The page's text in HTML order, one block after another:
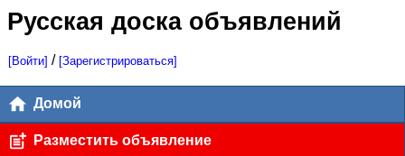
Русская доска объявлений
[Войти] / [Зарегистрироваться]
Домой
Разместить объявление